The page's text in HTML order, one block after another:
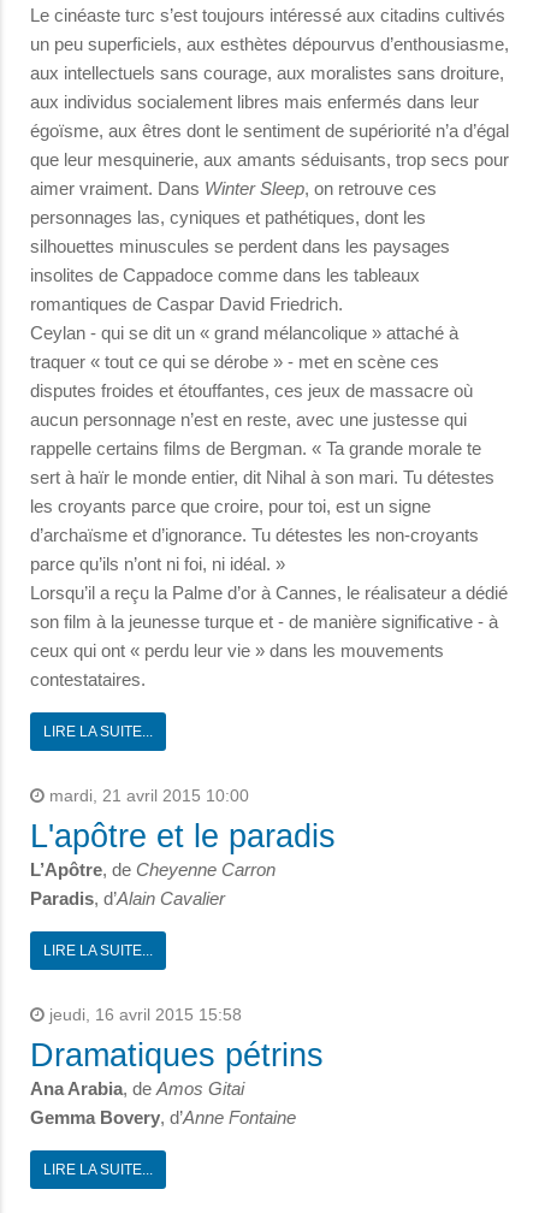
Le cinéaste turc s’est toujours intéressé aux citadins cultivés
un peu superficiels, aux esthètes dépourvus d’enthousiasme,
aux intellectuels sans courage, aux moralistes sans droiture,
aux individus socialement libres mais enfermés dans leur
égoïsme, aux êtres dont le sentiment de supériorité n’a d’égal
que leur mesquinerie, aux amants séduisants, trop secs pour
aimer vraiment. Dans Winter Sleep, on retrouve ces
personnages las, cyniques et pathétiques, dont les
silhouettes minuscules se perdent dans les paysages
insolites de Cappadoce comme dans les tableaux
romantiques de Caspar David Friedrich.
Ceylan - qui se dit un « grand mélancolique » attaché à
traquer « tout ce qui se dérobe » - met en scène ces
disputes froides et étouffantes, ces jeux de massacre où
aucun personnage n’est en reste, avec une justesse qui
rappelle certains films de Bergman. « Ta grande morale te
sert à haïr le monde entier, dit Nihal à son mari. Tu détestes
les croyants parce que croire, pour toi, est un signe
d’archaïsme et d’ignorance. Tu détestes les non-croyants
parce qu’ils n’ont ni foi, ni idéal. »
Lorsqu’il a reçu la Palme d’or à Cannes, le réalisateur a dédié
son film à la jeunesse turque et - de manière significative - à
ceux qui ont « perdu leur vie » dans les mouvements
contestataires.
LIRE LA SUITE...
mardi, 21 avril 2015 10:00
L'apôtre et le paradis
L’Apôtre, de Cheyenne Carron
Paradis, d’Alain Cavalier
LIRE LA SUITE...
jeudi, 16 avril 2015 15:58
Dramatiques pétrins
Ana Arabia, deAmos Gitai
Gemma Bovery, d’Anne Fontaine
LIRE LA SUITE...